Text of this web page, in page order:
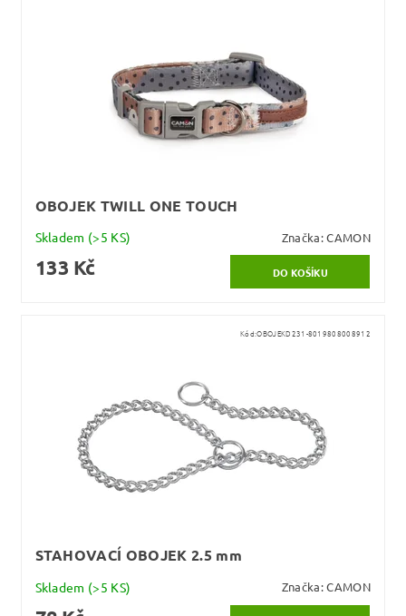
OBOJEK TWILL ONE TOUCH
Skladem (>5 KS) Značka:CAMON
133 Kč
Kód:OBOJEKD231-8019808008912
STAHOVACÍ OBOJEK 2.5 mm
Skladem (>5 KS) Značka:CAMON